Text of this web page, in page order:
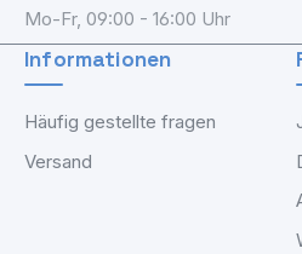
Mo-Fr, 09:00 - 16:00 Uhr
Informationen
Häufig gestellte fragen
Versand